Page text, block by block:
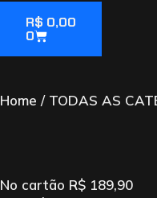
R$ 0,00
0
Home / TODAS AS
No cartão R$ 189,90